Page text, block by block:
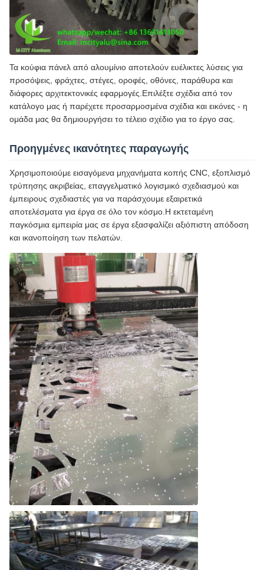
Τα κούφια πάνελ από αλουμίνιο αποτελούν ευέλικτες λύσεις για
προσόψεις, φράχτες, στέγες, οροφές, οθόνες, παράθυρα και
διάφορες αρχιτεκτονικές εφαρμογές.Επιλέξτε σχέδια από τον
κατάλογο μας ή παρέχετε προσαρμοσμένα σχέδια και εικόνες - η
ομάδα μας θα δημιουργήσει το τέλειο σχέδιο για το έργο σας.
Προηγμένες ικανότητες παραγωγής
Χρησιμοποιούμε εισαγόμενα μηχανήματα κοπής CNC, εξοπλισμό
τρύπησης ακριβείας, επαγγελματικό λογισμικό σχεδιασμού και
έμπειρους σχεδιαστές για να παράσχουμε εξαιρετικά
αποτελέσματα για έργα σε όλο τον κόσμο.Η εκτεταμένη
παγκόσμια εμπειρία μας σε έργα εξασφαλίζει αξιόπιστη απόδοση
και ικανοποίηση των πελατών.